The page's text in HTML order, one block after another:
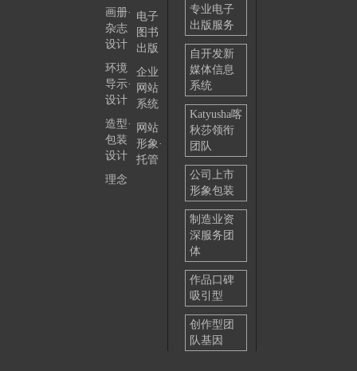
画册·
杂志
设计
环境
导示·
设计
造型·
包装
设计
理念
电子
图书
出版
企业
网站
系统
网站
形象·
托管
专业电子
出版服务
自开发新
媒体信息
系统
Katyusha喀
秋莎领衔
团队
公司上市
形象包装
制造业资
深服务团
体
作品口碑
吸引型
创作型团
队基因